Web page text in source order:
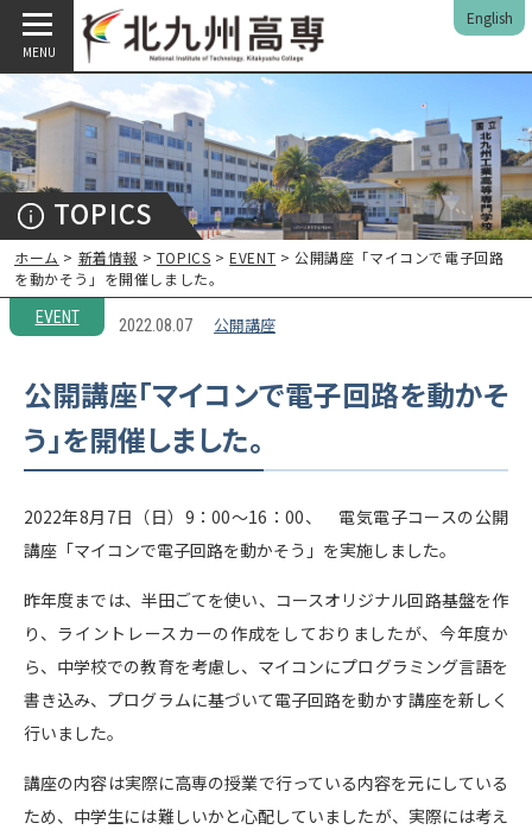
MENU
English
TOPICS
ホーム > 新着情報 > TOPICS >EVENT > 公開講座「マイコンで電子回路
を動かそう」を開催しました。
EVENT 2022.08.07 公開講座
公開講座「マイコンで電子回路を動かそ
う」を開催しました。
2022年8月7日（日）9：00～16：00、 電気電子コースの公開
講座「マイコンで電子回路を動かそう」を実施しました。
昨年度までは、半田ごてを使い、コースオリジナル回路基盤を作
り、ライントレースカーの作成をしておりましたが、今年度か
ら、中学校での教育を考慮し、マイコンにプログラミング言語を
書き込み、プログラムに基づいて電子回路を動かす講座を新しく
行いました。
講座の内容は実際に高専の授業で行っている内容を元にしている
ため、中学生には難しいかと心配していましたが、実際には考え